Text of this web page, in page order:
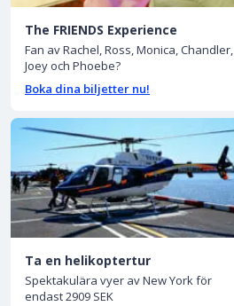
The FRIENDS Experience
Fan av Rachel, Ross, Monica, Chandler,
Joey och Phoebe?
Boka dina biljetter nu!
Ta en helikoptertur
Spektakulära vyer av New York för
endast 2909 SEK